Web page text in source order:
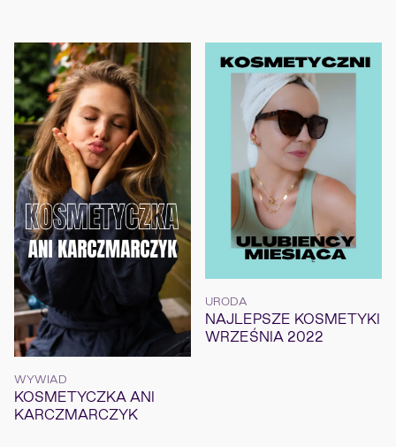
WYWIAD
KOSMETYCZKA ANI
KARCZMARCZYK
URODA
NAJLEPSZE KOSMETYKI
WRZEŚNIA 2022